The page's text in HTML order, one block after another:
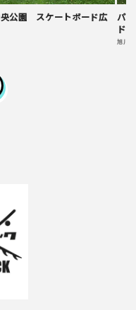
公園 スケートボード広
パ
ド
旭川市